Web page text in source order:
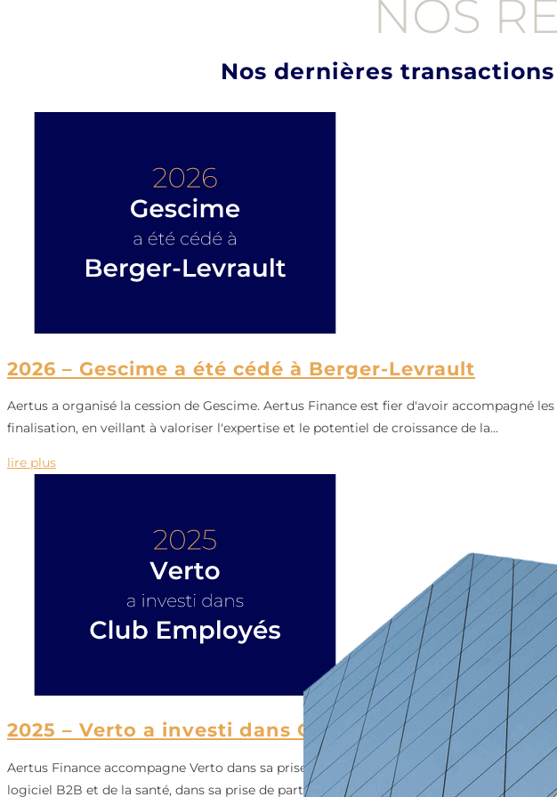
NOS
Nos dernières
2026 – Gescime a été cédé à Berger-Levrault
Aertus a organisé la cession de Gescime. Aertus Finance est fier d'avoir accompagné
finalisation, en veillant à valoriser l'expertise et le potentiel de croissance de la...
lire plus
2025 – Verto a investi dans Club Employés
Aertus Finance accompagne Verto dans sa prise de participation au sein de Club
logiciel B2B et de la santé, dans sa prise de participation dans Club Employés,...